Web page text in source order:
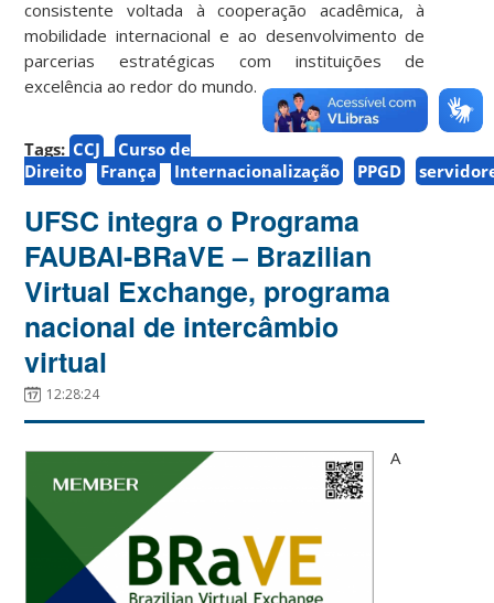
consistente voltada à cooperação acadêmica, à
mobilidade internacional e ao desenvolvimento de
parcerias estratégicas com instituições de
excelência ao redor do mundo.
Tags: CCJ
Curso de
Direito
França Internacionalização PPGD
UFSC integra o Programa
FAUBAI-BRaVE – Brazilian
Virtual Exchange, programa
nacional de intercâmbio
virtual
12:28:24
A